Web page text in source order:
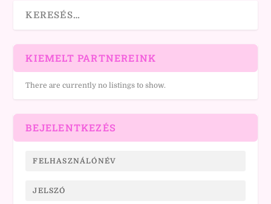
KIEMELT PARTNEREINK
There are currently no listings to show.
BEJELENTKEZÉS